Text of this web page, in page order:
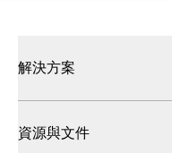
解決方案
資源與文件